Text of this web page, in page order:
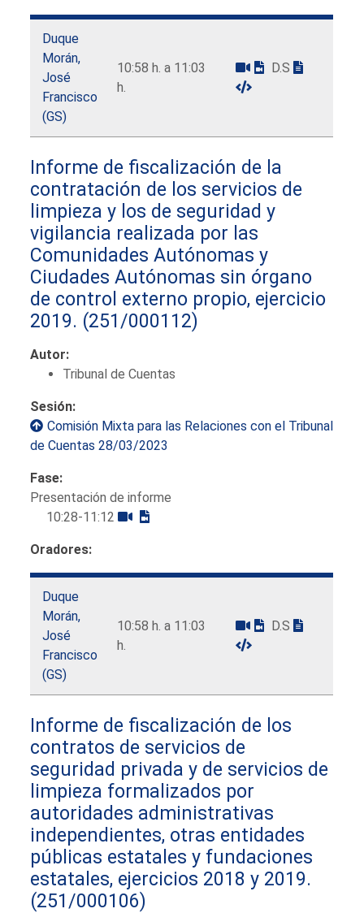
Duque
Morán,
José
Francisco
(GS)
10:58 h. a 11:03
h.
D.S
Informe de fiscalización de la
contratación de los servicios de
limpieza y los de seguridad y
vigilancia realizada por las
Comunidades Autónomas y
Ciudades Autónomas sin órgano
de control externo propio, ejercicio
2019. (251/000112)
Autor:
Tribunal de Cuentas
Sesión:
Comisión Mixta para las Relaciones con el Tribunal
de Cuentas 28/03/2023
Fase:
Presentación de informe
10:28-11:12
Oradores:
Duque
Morán,
José
Francisco
(GS)
10:58 h. a 11:03
h.
D.S
Informe de fiscalización de los
contratos de servicios de
seguridad privada y de servicios de
limpieza formalizados por
autoridades administrativas
independientes, otras entidades
públicas estatales y fundaciones
estatales, ejercicios 2018 y 2019.
(251/000106)